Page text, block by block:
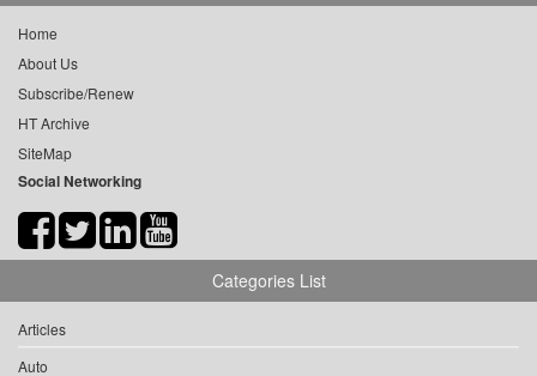
Home
About Us
Subscribe/Renew
HT Archive
SiteMap
Social Networking
Categories List
Articles
Auto